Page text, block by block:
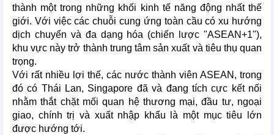
thành một trong những khối kinh tế năng động nhất thế
giới. Với việc các chuỗi cung ứng toàn cầu có xu hướng
dịch chuyển và đa dạng hóa (chiến lược "ASEAN+1"),
khu vực này trở thành trung tâm sản xuất và tiêu thụ quan
trọng.
Với rất nhiều lợi thế, các nước thành viên ASEAN, trong
đó có Thái Lan, Singapore đã và đang tích cực kết nối
nhằm thắt chặt mối quan hệ thương mại, đầu tư, ngoại
giao, chính trị và xuất nhập khẩu là một mục tiêu lớn
được hướng tới.